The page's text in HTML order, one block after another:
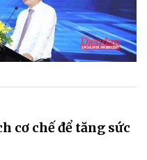
cơ chế để tăng sức